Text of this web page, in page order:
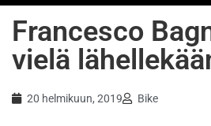
Francesco
vielä
20 helmikuun, 2019 Bike